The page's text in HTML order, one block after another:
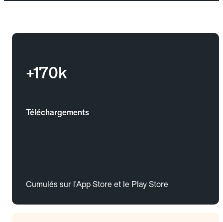
+170k
Téléchargements
Cumulés sur l'App Store et le Play Store